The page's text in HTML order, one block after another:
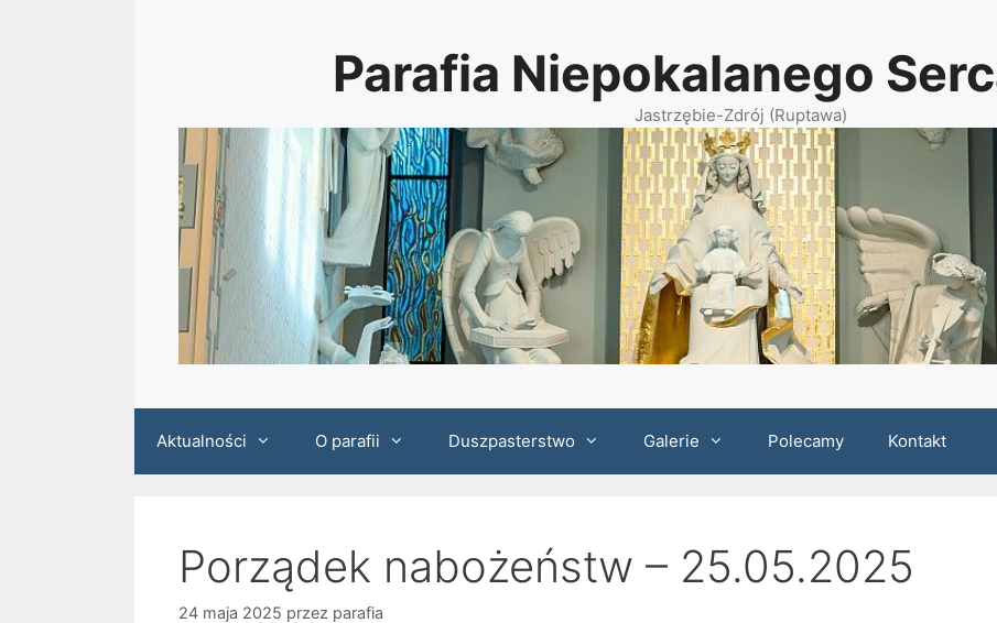
Parafia Niepokalanego
Jastrzębie-Zdrój (Ruptawa)
Aktualności O parafii Duszpasterstwo Galerie Polecamy Kontakt
Porządek nabożeństw – 25.05.2025
24 maja 2025 przez parafia